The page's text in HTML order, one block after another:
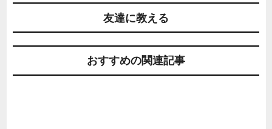
友達に教える
おすすめの関連記事